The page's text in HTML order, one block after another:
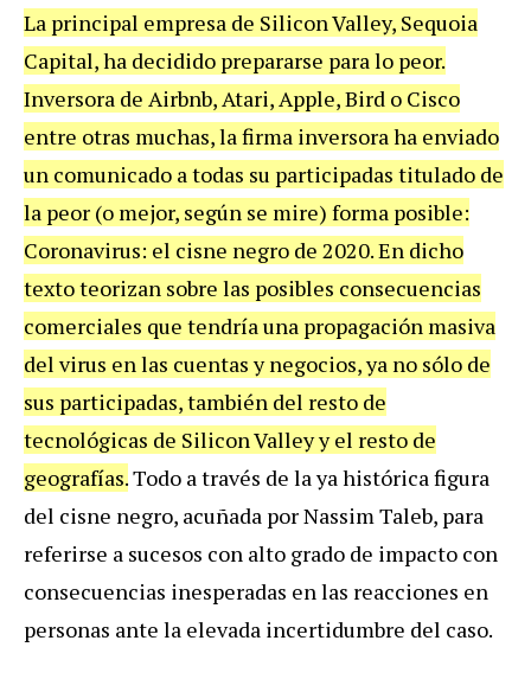
La principal empresa de Silicon Valley, Sequoia
Capital, ha decidido prepararse para lo peor.
Inversora de Airbnb, Atari, Apple, Bird o Cisco
entre otras muchas, la firma inversora ha enviado
un comunicado a todas su participadas titulado de
la peor (o mejor, según se mire) forma posible:
Coronavirus: el cisne negro de 2020. En dicho
texto teorizan sobre las posibles consecuencias
comerciales que tendría una propagación masiva
del virus en las cuentas y negocios, ya no sólo de
sus participadas, también del resto de
tecnológicas de Silicon Valley y el resto de
geografías.Todo a través de la ya histórica figura
del cisne negro, acuñada por Nassim Taleb, para
referirse a sucesos con alto grado de impacto con
consecuencias inesperadas en las reacciones en
personas ante la elevada incertidumbre del caso.